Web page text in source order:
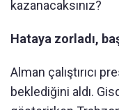
kazanacaksınız?
Hataya zorladı,
Alman çalıştırıcı
beklediğini aldı.